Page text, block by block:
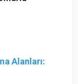
Alanları: